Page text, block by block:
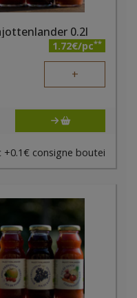
0.2l
1.72€/pc**
+
+0.1€ consigne boutei